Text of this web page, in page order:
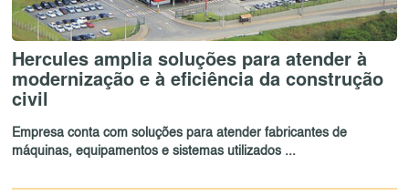
Hercules amplia soluções para atender à
modernização e à eficiência da construção
civil
Empresa conta com soluções para atender fabricantes de
máquinas, equipamentos e sistemas utilizados ...